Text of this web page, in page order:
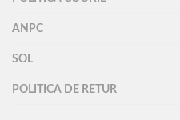
ANPC
SOL
POLITICA DE RETUR